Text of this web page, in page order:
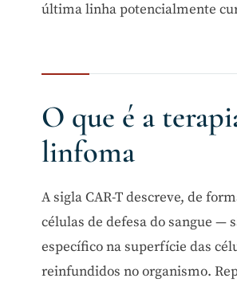
última linha potencialmente
O que é a
linfoma
A sigla CAR-T descreve, de
células de defesa do sangue —
específico na superfície das
reinfundidos no organismo.